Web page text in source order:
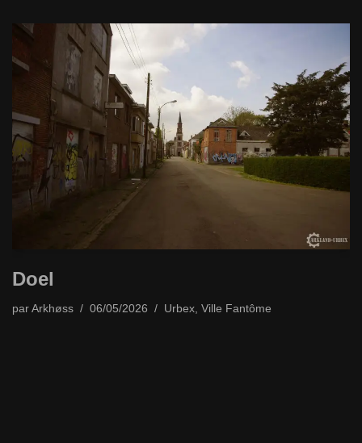
Doel
par Arkhøss 06/05/2026 Urbex, Ville Fantôme